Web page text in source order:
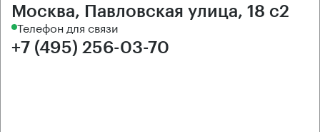
Москва, Павловская улица, 18 с2
Телефон для связи
+7 (495) 256-03-70